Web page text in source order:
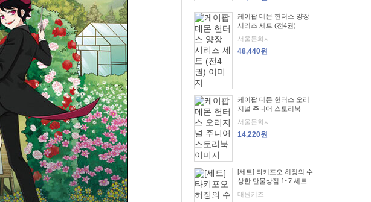
케이팝 데몬 헌터스 양장
시리즈 세트 (전4권)
서울문화사
48,440원
케이팝 데몬 헌터스 오리
지널 주니어 스토리북
서울문화사
14,220원
[세트] 타키포오 허징의 수
상한 만물상점 1~7 세트
대원키즈